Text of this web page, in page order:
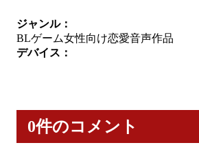
ジャンル：
BLゲーム女性向け恋愛音声作品
デバイス：
0件のコメント